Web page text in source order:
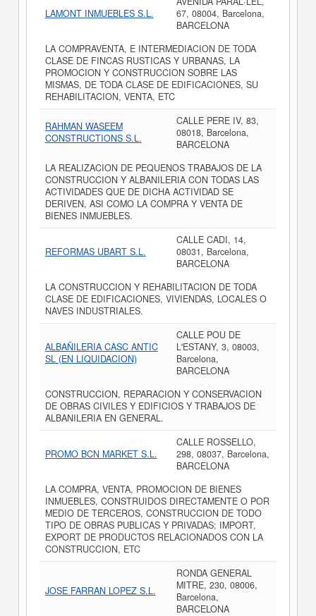
LAMONT INMUEBLES S.L.
67, 08004, Barcelona,
BARCELONA
LA COMPRAVENTA, E INTERMEDIACION DE TODA
CLASE DE FINCAS RUSTICAS Y URBANAS, LA
PROMOCION Y CONSTRUCCION SOBRE LAS
MISMAS, DE TODA CLASE DE EDIFICACIONES, SU
REHABILITACION, VENTA, ETC
RAHMAN WASEEM
CONSTRUCTIONS S.L.
CALLE PERE IV, 83,
08018, Barcelona,
BARCELONA
LA REALIZACION DE PEQUENOS TRABAJOS DE LA
CONSTRUCCION Y ALBANILERIA CON TODAS LAS
ACTIVIDADES QUE DE DICHA ACTIVIDAD SE
DERIVEN, ASI COMO LA COMPRA Y VENTA DE
BIENES INMUEBLES.
REFORMAS UBART S.L.
CALLE CADI, 14,
08031, Barcelona,
BARCELONA
LA CONSTRUCCION Y REHABILITACION DE TODA
CLASE DE EDIFICACIONES, VIVIENDAS, LOCALES O
NAVES INDUSTRIALES.
ALBAÑILERIA CASC ANTIC
SL (EN LIQUIDACION)
CALLE POU DE
L'ESTANY, 3, 08003,
Barcelona,
BARCELONA
CONSTRUCCION, REPARACION Y CONSERVACION
DE OBRAS CIVILES Y EDIFICIOS Y TRABAJOS DE
ALBANILERIA EN GENERAL.
PROMO BCN MARKET S.L.
CALLE ROSSELLO,
298, 08037, Barcelona,
BARCELONA
LA COMPRA, VENTA, PROMOCION DE BIENES
INMUEBLES, CONSTRUIDOS DIRECTAMENTE O POR
MEDIO DE TERCEROS, CONSTRUCCION DE TODO
TIPO DE OBRAS PUBLICAS Y PRIVADAS; IMPORT,
EXPORT DE PRODUCTOS RELACIONADOS CON LA
CONSTRUCCION, ETC
JOSE FARRAN LOPEZ S.L.
RONDA GENERAL
MITRE, 230, 08006,
Barcelona,
BARCELONA